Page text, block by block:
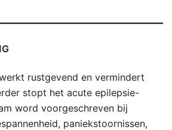
rustgevend en vermindert
stopt het acute epilepsie-
word voorgeschreven bij
paniekstoornissen,